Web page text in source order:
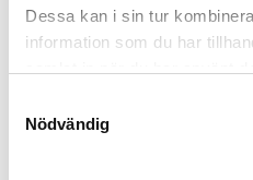
Dessa kan i sin tur
information som du har
Nödvändig